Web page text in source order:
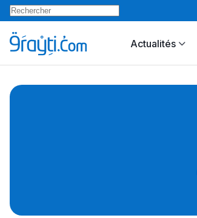
Actualités